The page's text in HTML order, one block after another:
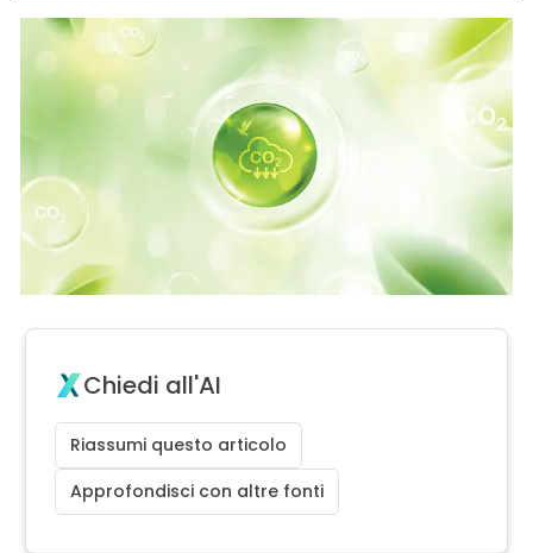
Chiedi all'AI
Riassumi questo articolo
Approfondisci con altre fonti